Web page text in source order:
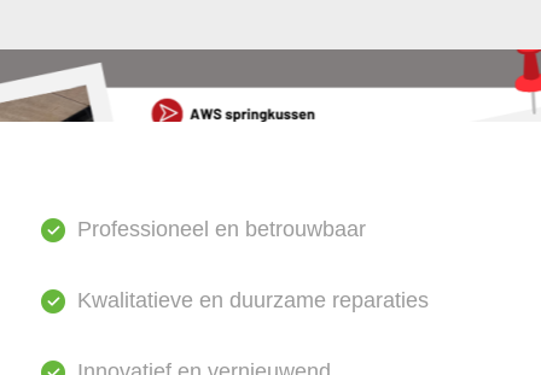
Professioneel en betrouwbaar
Kwalitatieve en duurzame reparaties